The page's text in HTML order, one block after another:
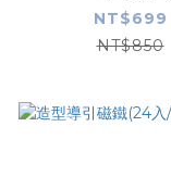
用剪刀
NT$699
NT$850